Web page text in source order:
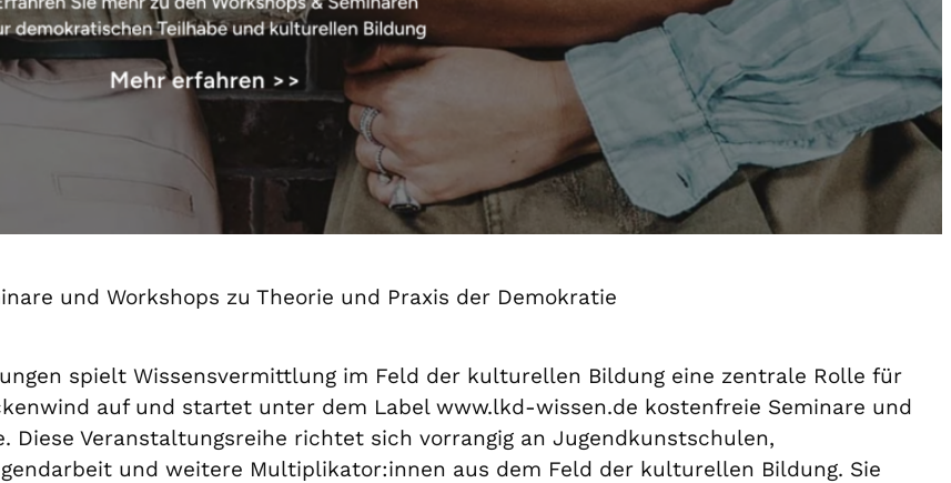
und Workshops zu Theorie und Praxis der Demokratie
spielt Wissensvermittlung im Feld der kulturellen Bildung eine zentrale Rolle für
auf und startet unter dem Label www.lkd-wissen.de kostenfreie Seminare und
Diese Veranstaltungsreihe richtet sich vorrangig an Jugendkunstschulen,
und weitere Multiplikator:innen aus dem Feld der kulturellen Bildung. Sie